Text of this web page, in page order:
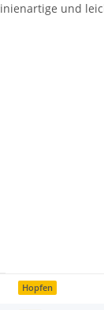
und
Hopfen